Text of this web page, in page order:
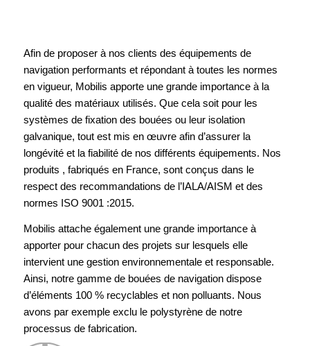
Afin de proposer à nos clients des équipements de
navigation performants et répondant à toutes les normes
en vigueur, Mobilis apporte une grande importance à la
qualité des matériaux utilisés. Que cela soit pour les
systèmes de fixation des bouées ou leur isolation
galvanique, tout est mis en œuvre afin d’assurer la
longévité et la fiabilité de nos différents équipements. Nos
produits , fabriqués en France, sont conçus dans le
respect des recommandations de l’IALA/AISM et des
normes ISO 9001 :2015.
Mobilis attache également une grande importance à
apporter pour chacun des projets sur lesquels elle
intervient une gestion environnementale et responsable.
Ainsi, notre gamme de bouées de navigation dispose
d’éléments 100 % recyclables et non polluants. Nous
avons par exemple exclu le polystyrène de notre
processus de fabrication.